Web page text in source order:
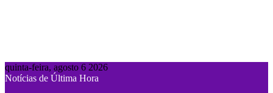
quinta-feira, agosto 6 2026
Notícias de Última Hora